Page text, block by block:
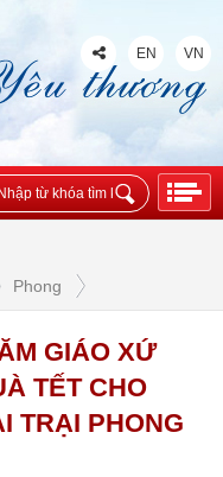
EN VN
Phong
GIÁO XỨ
TẾT CHO
TRẠI PHONG